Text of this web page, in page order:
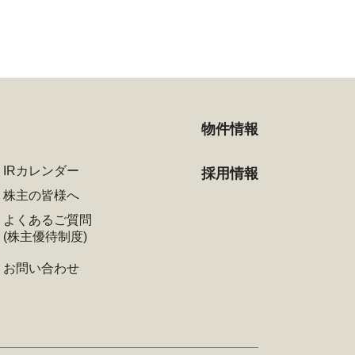
IRカレンダー
株主の皆様へ
よくあるご質問
(株主優待制度)
お問い合わせ
物件情報
採用情報